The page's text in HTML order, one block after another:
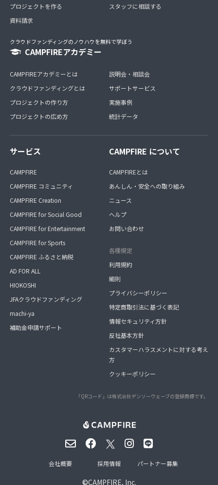
プロジェクトを作る
資料請求
スタッフに相談する
クラウドファンディングのノウハウを無料で学ぼう
CAMPFIREアカデミー
CAMPFIREアカデミーとは
クラウドファンディングとは
プロジェクトの作り方
プロジェクトの広め方
説明会・相談会
サポートサービス
実施事例
統計データ
サービス
CAMPFIRE
CAMPFIRE コミュニティ
CAMPFIRE Creation
CAMPFIRE for Social Good
CAMPFIRE for Entertainment
CAMPFIRE for Sports
CAMPFIRE ふるさと納税
AD FOR ALL
HIOKOSHI
JFAクラウドファンディング
machi-ya
補助金申請サポート
CAMPFIRE について
CAMPFIREとは
あんしん・安全への取り組み
ニュース
ヘルプ
お問い合わせ
各種規定
利用規約
細則
プライバシーポリシー
特定商取引法に基づく表記
情報セキュリティ方針
反社基本方針
カスタマーハラスメントに対する考え
方
クッキーポリシー
「QRコード」は株式会社デンソーウェーブの登録商標です。
©CAMPFIRE, Inc.
会社概要 採用情報 パートナー募集